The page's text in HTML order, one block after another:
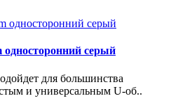
серый
для большинства
и универсальным U-об..